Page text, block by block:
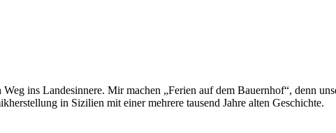
ins Landesinnere. Mir machen „Ferien auf dem Bauernhof“, denn
in Sizilien mit einer mehrere tausend Jahre alten Geschichte.